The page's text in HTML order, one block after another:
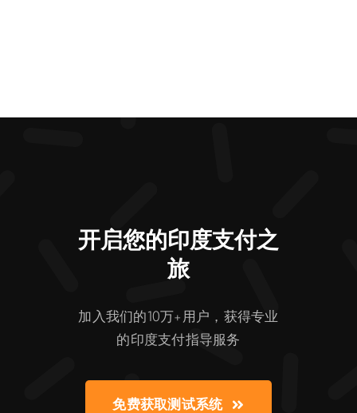
开启您的印度支付之
旅
加入我们的10万+用户，获得专业
的印度支付指导服务
免费获取测试系统